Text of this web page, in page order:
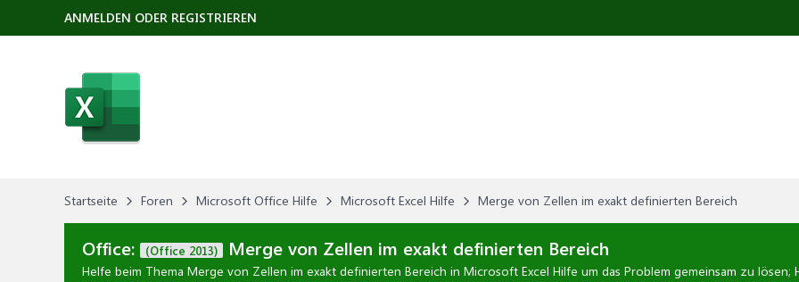
Startseite Foren Microsoft Office Hilfe Microsoft Excel Hilfe Merge von Zellen im exakt definierten Bereich
Office: (Office 2013) Merge von Zellen im exakt definierten Bereich
Helfe beim Thema Merge von Zellen im exakt definierten Bereich in Microsoft Excel Hilfe um das Problem gemeinsam zu lösen;
ANMELDEN ODER REGISTRIEREN